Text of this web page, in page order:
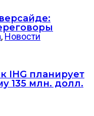
, Новости
IHG планирует
135 млн. долл.